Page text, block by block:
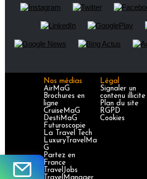
Nos médias
AirMaG
Brochures en
ligne
CruiseMaG
DestiMaG
Futuroscopie
La Travel Tech
LuxuryTravelMa
G
Partez en
France
TravelJobs
Légal
Signaler un
contenu illicite
Plan du site
RGPD
Cookies